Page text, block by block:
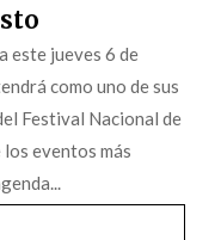
este jueves 6 de
como uno de sus
Festival Nacional de
eventos más